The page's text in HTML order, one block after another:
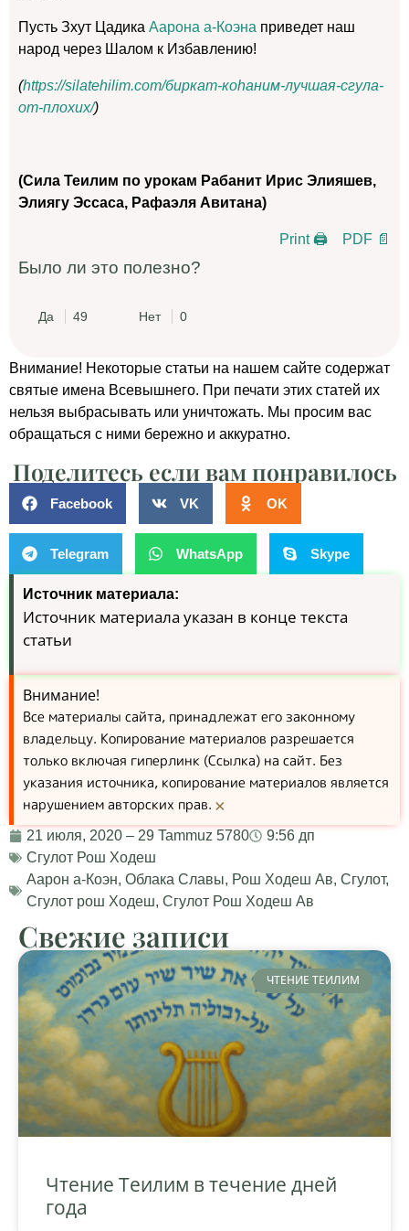
Пусть Зхут Цадика Аарона а-Коэна приведет наш
народ через Шалом к Избавлению!
(https://silatehilim.com/биркат-коhаним-лучшая-сгула-
от-плохих/)
(Сила Теилим по урокам Рабанит Ирис Элияшев,
Элиягу Эссаса, Рафаэля Авитана)
Print 🖨 PDF 📄
Было ли это полезно?
Да 49 Нет 0
Внимание! Некоторые статьи на нашем сайте содержат
святые имена Всевышнего. При печати этих статей их
нельзя выбрасывать или уничтожать. Мы просим вас
обращаться с ними бережно и аккуратно.
Поделитесь если вам понравилось
Facebook VK OK
Telegram WhatsApp Skype
Источник материала:
Источник материала указан в конце текста
статьи
Внимание!
Все материалы сайта, принадлежат его законному
владельцу. Копирование материалов разрешается
только включая гиперлинк (Ссылка) на сайт. Без
указания источника, копирование материалов является
нарушением авторских прав. ×
21 июля, 2020 – 29 Tammuz 5780
9:56 дп
Сгулот Рош Ходеш
Аарон а-Коэн, Облака Славы, Рош Ходеш Ав, Сгулот,
Сгулот рош Ходеш, Сгулот Рош Ходеш Ав
Свежие записи
ЧТЕНИЕ ТЕИЛИМ
Чтение Теилим в течение дней
года